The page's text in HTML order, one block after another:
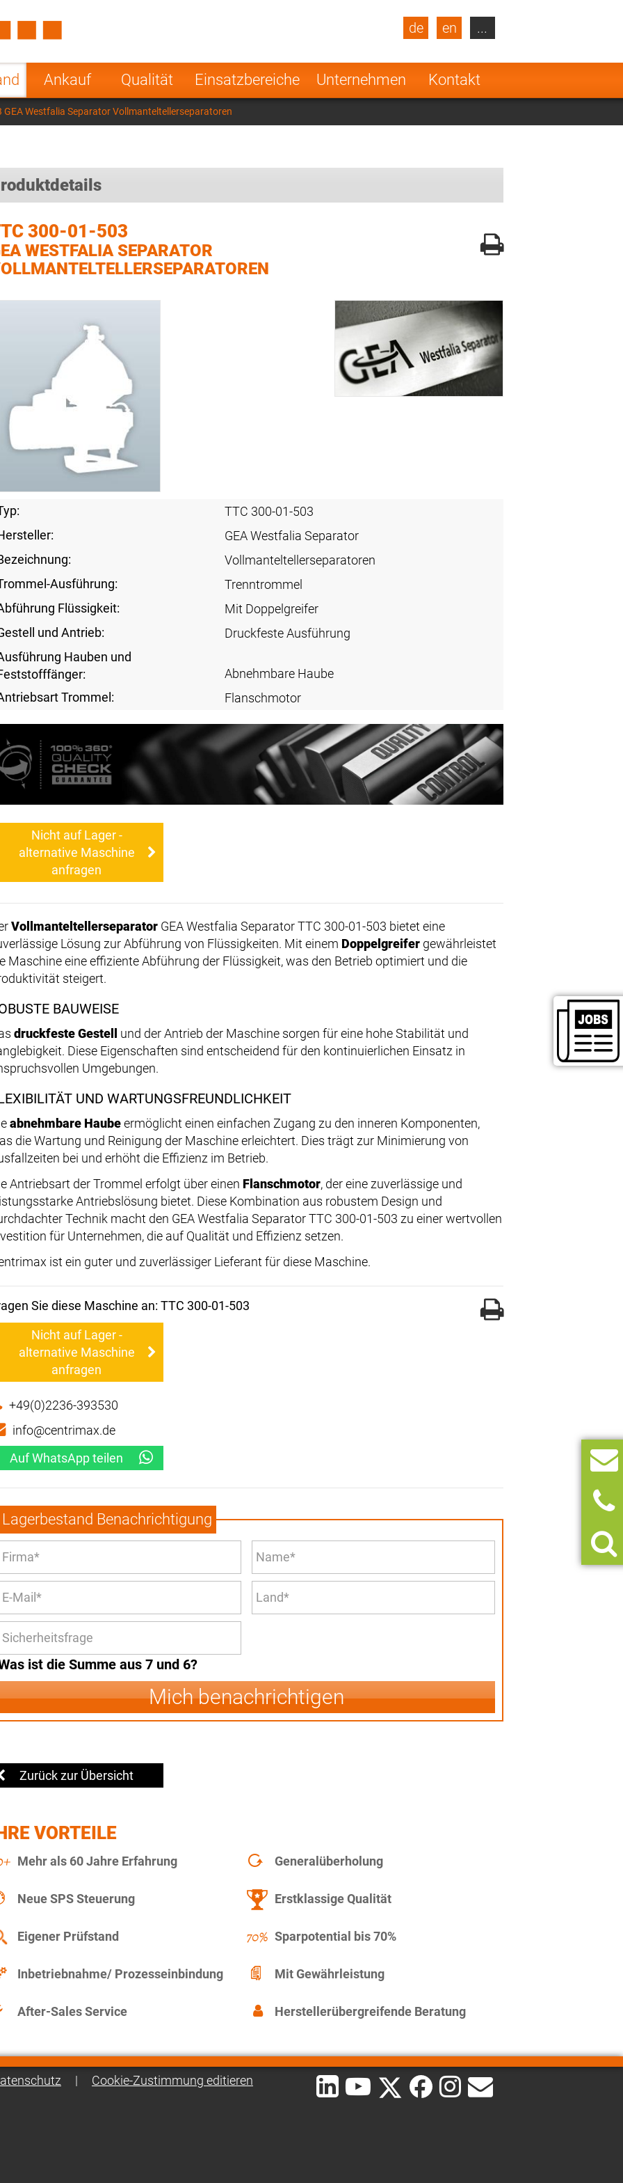
Ankauf Qualität Einsatzbereiche Unternehmen Kontakt
de en
Turkey
Poland Norway
Netherlands
India
...
GEA Westfalia Separator Vollmanteltellerseparatoren
300-01-503
WESTFALIA SEPARATOR
TTC 300-01-503
GEA Westfalia Separator
Vollmanteltellerseparatoren
Ausführung:
Trenntrommel
Flüssigkeit:
Mit Doppelgreifer
und Antrieb:
Druckfeste Ausführung
Hauben und
Abnehmbare Haube
Trommel:
Flanschmotor
Nicht auf Lager -
alternative Maschine
anfragen
Vollmanteltellerseparator GEA Westfalia Separator TTC 300-01-503 bietet eine
Lösung zur Abführung von Flüssigkeiten. Mit einem Doppelgreifer gewährleistet
Maschine eine effiziente Abführung der Flüssigkeit, was den Betrieb optimiert und die
steigert.
BAUWEISE
druckfeste Gestell
und der Antrieb der Maschine sorgen für eine hohe Stabilität und
Diese Eigenschaften sind entscheidend für den kontinuierlichen Einsatz in
Umgebungen.
UND WARTUNGSFREUNDLICHKEIT
abnehmbare Haubeermöglicht einen einfachen Zugang zu den inneren Komponenten,
die Wartung und Reinigung der Maschine erleichtert. Dies trägt zur Minimierung von
bei und erhöht die Effizienz im Betrieb.
Antriebsart der Trommel erfolgt über einen Flanschmotor, der eine zuverlässige und
Antriebslösung bietet. Diese Kombination aus robustem Design und
Technik macht den GEA Westfalia Separator TTC 300-01-503 zu einer wertvollen
für Unternehmen, die auf Qualität und Effizienz setzen.
ist ein guter und zuverlässiger Lieferant für diese Maschine.
Sie diese Maschine an: TTC 300-01-503
Nicht auf Lager -
alternative Maschine
anfragen
+49(0)2236-393530
info@centrimax.de
Auf WhatsApp teilen
Lagerbestand Benachrichtigung
ist die Summe aus 7 und 6?
Mich benachrichtigen
Zurück zur Übersicht
VORTEILE
Mehr als 60 Jahre Erfahrung Generalüberholung
Neue SPS Steuerung Erstklassige Qualität
Eigener Prüfstand Sparpotential bis 70%
Inbetriebnahme/ Prozesseinbindung Mit Gewährleistung
After-Sales Service Herstellerübergreifende Beratung
| Cookie-Zustimmung editieren